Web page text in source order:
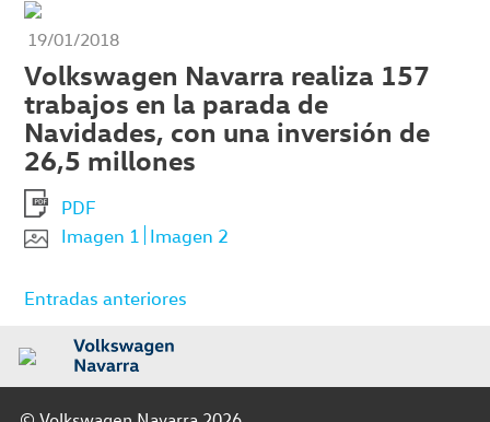
19/01/2018
Volkswagen Navarra realiza 157
trabajos en la parada de
Navidades, con una inversión de
26,5 millones
PDF
Imagen 1 Imagen 2
Navegación
entradas
Entradas anteriores